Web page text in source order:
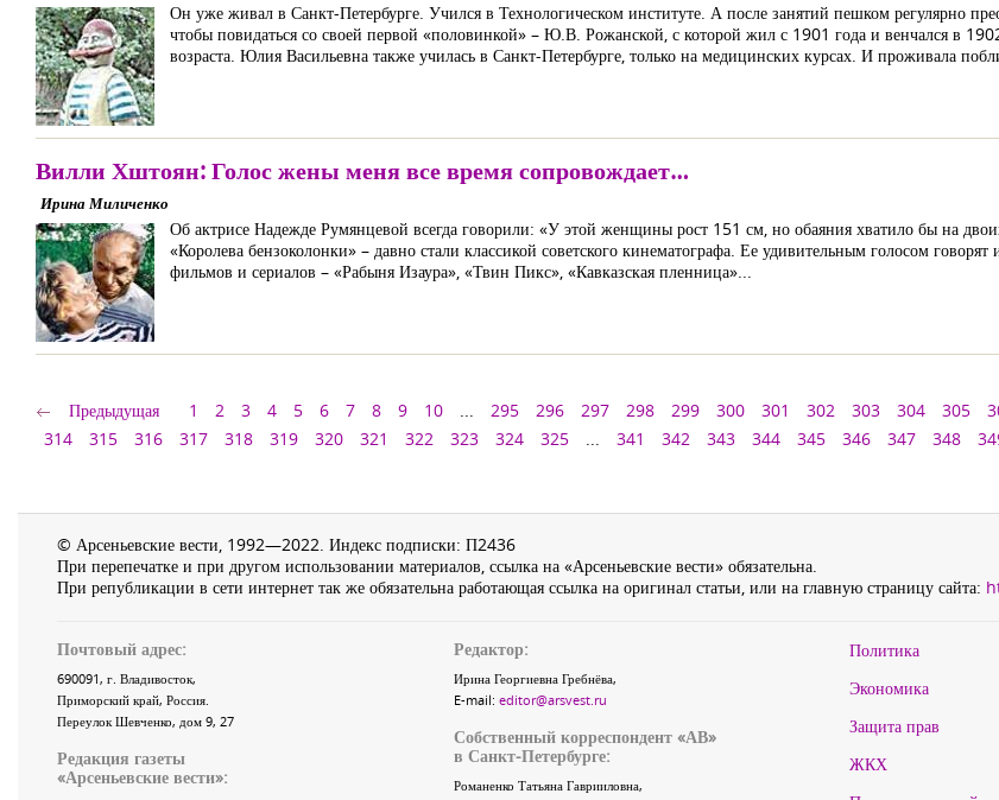
Он уже живал в Санкт-Петербурге. Учился в Технологическом институте. А после занятий пешком регулярно
чтобы повидаться со своей первой «половинкой» – Ю.В. Рожанской, с которой жил с 1901 года и венчался в
возраста. Юлия Васильевна также училась в Санкт-Петербурге, только на медицинских курсах. И проживала
Вилли Хштоян: Голос жены меня все время сопровождает…
Ирина Миличенко
Об актрисе Надежде Румянцевой всегда говорили: «У этой женщины рост 151 см, но обаяния хватило бы на
«Королева бензоколонки» – давно стали классикой советского кинематографа. Ее удивительным голосом
фильмов и сериалов – «Рабыня Изаура», «Твин Пикс», «Кавказская пленница»...
Предыдущая 1 2 3 4 5 6 7 8 9 10 ... 295 296 297 298 299 300 301 302 303 304 305
314
315 316 317 318 319 320 321 322 323 324 325 ... 341 342 343 344 345 346 347 348
© Арсеньевские вести, 1992—2022. Индекс подписки: П2436
При перепечатке и при другом использовании материалов, ссылка на «Арсеньевские вести» обязательна.
При републикации в сети интернет так же обязательна работающая ссылка на оригинал статьи, или на главную страницу сайта:
Почтовый адрес:
690091, г. Владивосток,
Приморский край, Россия.
Переулок Шевченко, дом 9, 27
Редакция газеты
«Арсеньевские вести»:
Редактор:
Ирина Георгиевна Гребнёва,
E-mail: editor@arsvest.ru
Собственный корреспондент «АВ»
в Санкт-Петербурге:
Романенко Татьяна Гаврииловна,
Политика
Экономика
Защита прав
ЖКХ